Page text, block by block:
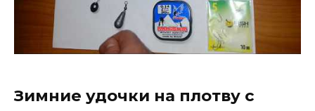
Зимние удочки на плотву с